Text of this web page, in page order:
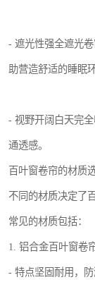
- 遮光性强全遮光
助营造舒适的睡眠环
- 视野开阔白天完
通透感。
百叶窗卷帘的材质
不同的材质决定了
常见的材质包括：
1. 铝合金百叶窗卷
- 特点坚固耐用，